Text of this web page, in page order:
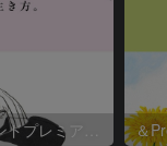
＆Premium（アンドプレミアム）2026年7月号